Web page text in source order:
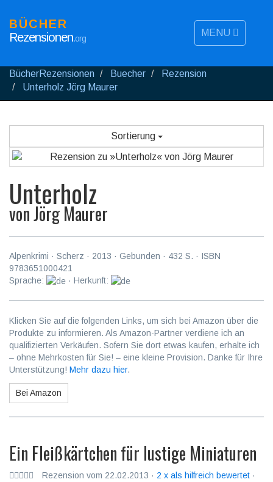
MENU
BÜCHER
Rezensionen.org
BücherRezensionen Buecher
Rezension
Unterholz Jörg Maurer
Sortierung
Unterholz
vonJörg Maurer
Alpenkrimi · Scherz · 2013 · Gebunden · 432 S. · ISBN
9783651000421
Sprache:
· Herkunft:
Klicken Sie auf die folgenden Links, um sich bei Amazon über die
Produkte zu informieren. Als Amazon-Partner verdiene ich an
qualifizierten Verkäufen. Sofern Sie dort etwas kaufen, erhalte ich
– ohne Mehrkosten für Sie! – eine kleine Provision. Danke für Ihre
Unterstützung! Mehr dazu hier.
Bei Amazon
Ein Fleißkärtchen für lustige Miniaturen
Rezension vom 22.02.2013 · 2 x als hilfreich bewertet ·